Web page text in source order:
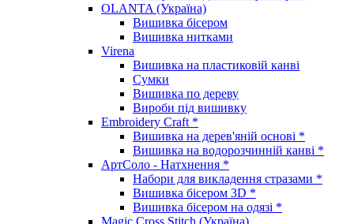
OLANTA (Україна)
Вишивка бісером
Вишивка нитками
Virena
Вишивка на пластиковій канві
Сумки
Вишивка по дереву
Вироби під вишивку
Embroidery Craft *
Вишивка на дерев'яній основі *
Вишивка на водорозчинній канві *
АртСоло - Натхнення *
Набори для викладення стразами *
Вишивка бісером 3D *
Вишивка бісером на одязі *
Magic Cross Stitch (Україна)